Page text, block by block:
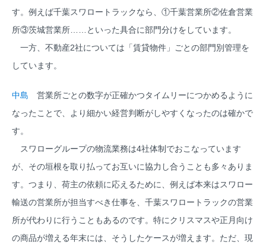
す。例えば千葉スワロートラックなら、①千葉営業所②佐倉営業
所③茨城営業所……といった具合に部門分けをしています。
一方、不動産2社については「賃貸物件」ごとの部門別管理を
しています。
中島 営業所ごとの数字が正確かつタイムリーにつかめるように
なったことで、より細かい経営判断がしやすくなったのは確かで
す。
スワローグループの物流業務は4社体制でおこなっています
が、その垣根を取り払ってお互いに協力し合うことも多々ありま
す。つまり、荷主の依頼に応えるために、例えば本来はスワロー
輸送の営業所が担当すべき仕事を、千葉スワロートラックの営業
所が代わりに行うこともあるのです。特にクリスマスや正月向け
の商品が増える年末には、そうしたケースが増えます。ただ、現